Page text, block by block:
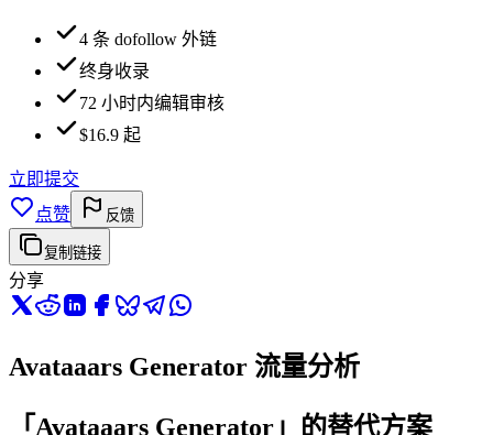
4 条 dofollow 外链
终身收录
72 小时内编辑审核
$16.9 起
立即提交
点赞
反馈
复制链接
分享
Avataaars Generator 流量分析
「Avataaars Generator」的替代方案